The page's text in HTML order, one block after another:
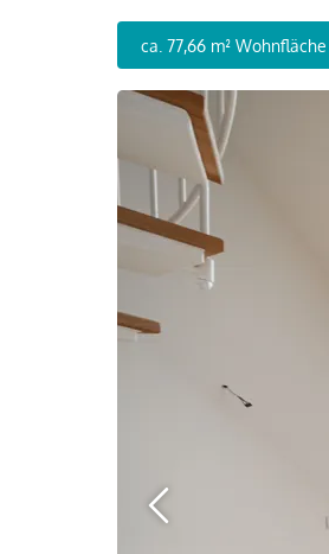
ca. 77,66 m² Wohnfläche